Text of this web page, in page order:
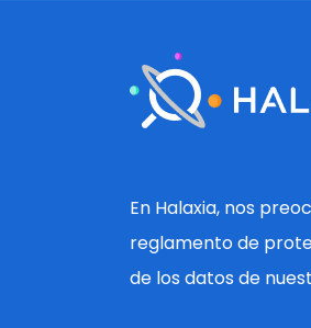
En Halaxia, nos
reglamento de
de los datos de